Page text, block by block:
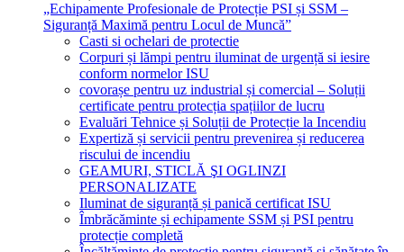
„Echipamente Profesionale de Protecție PSI și SSM –
Siguranță Maximă pentru Locul de Muncă”
Casti si ochelari de protectie
Corpuri și lămpi pentru iluminat de urgență si iesire
conform normelor ISU
covorașe pentru uz industrial și comercial – Soluții
certificate pentru protecția spațiilor de lucru
Evaluări Tehnice și Soluții de Protecție la Incendiu
Expertiză și servicii pentru prevenirea și reducerea
riscului de incendiu
GEAMURI, STICLĂ ŞI OGLINZI
PERSONALIZATE
Iluminat de siguranță și panică certificat ISU
Îmbrăcăminte și echipamente SSM și PSI pentru
protecție completă